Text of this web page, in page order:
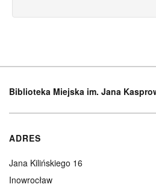
Biblioteka Miejska im. Jana
ADRES
Jana Kilińskiego 16
Inowrocław